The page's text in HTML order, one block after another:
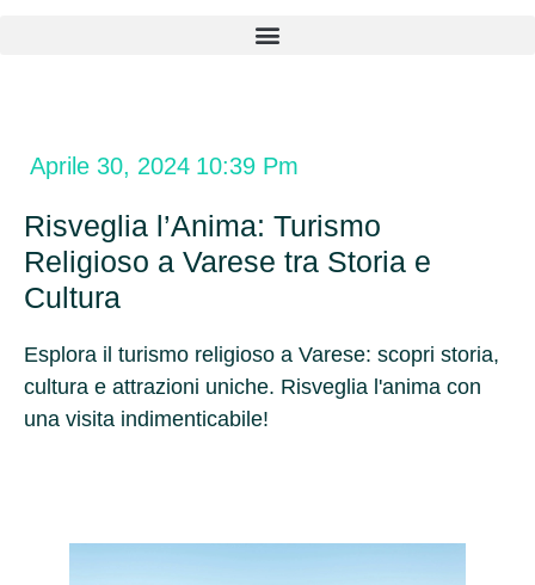
Aprile 30, 2024 10:39 Pm
Risveglia l’Anima: Turismo
Religioso a Varese tra Storia e
Cultura
Esplora il turismo religioso a Varese: scopri storia,
cultura e attrazioni uniche. Risveglia l'anima con
una visita indimenticabile!